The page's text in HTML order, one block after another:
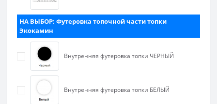
НА ВЫБОР: Футеровка топочной части топки
Экокамин
Внутренняя футеровка топки ЧЕРНЫЙ
Внутренняя футеровка топки БЕЛЫЙ